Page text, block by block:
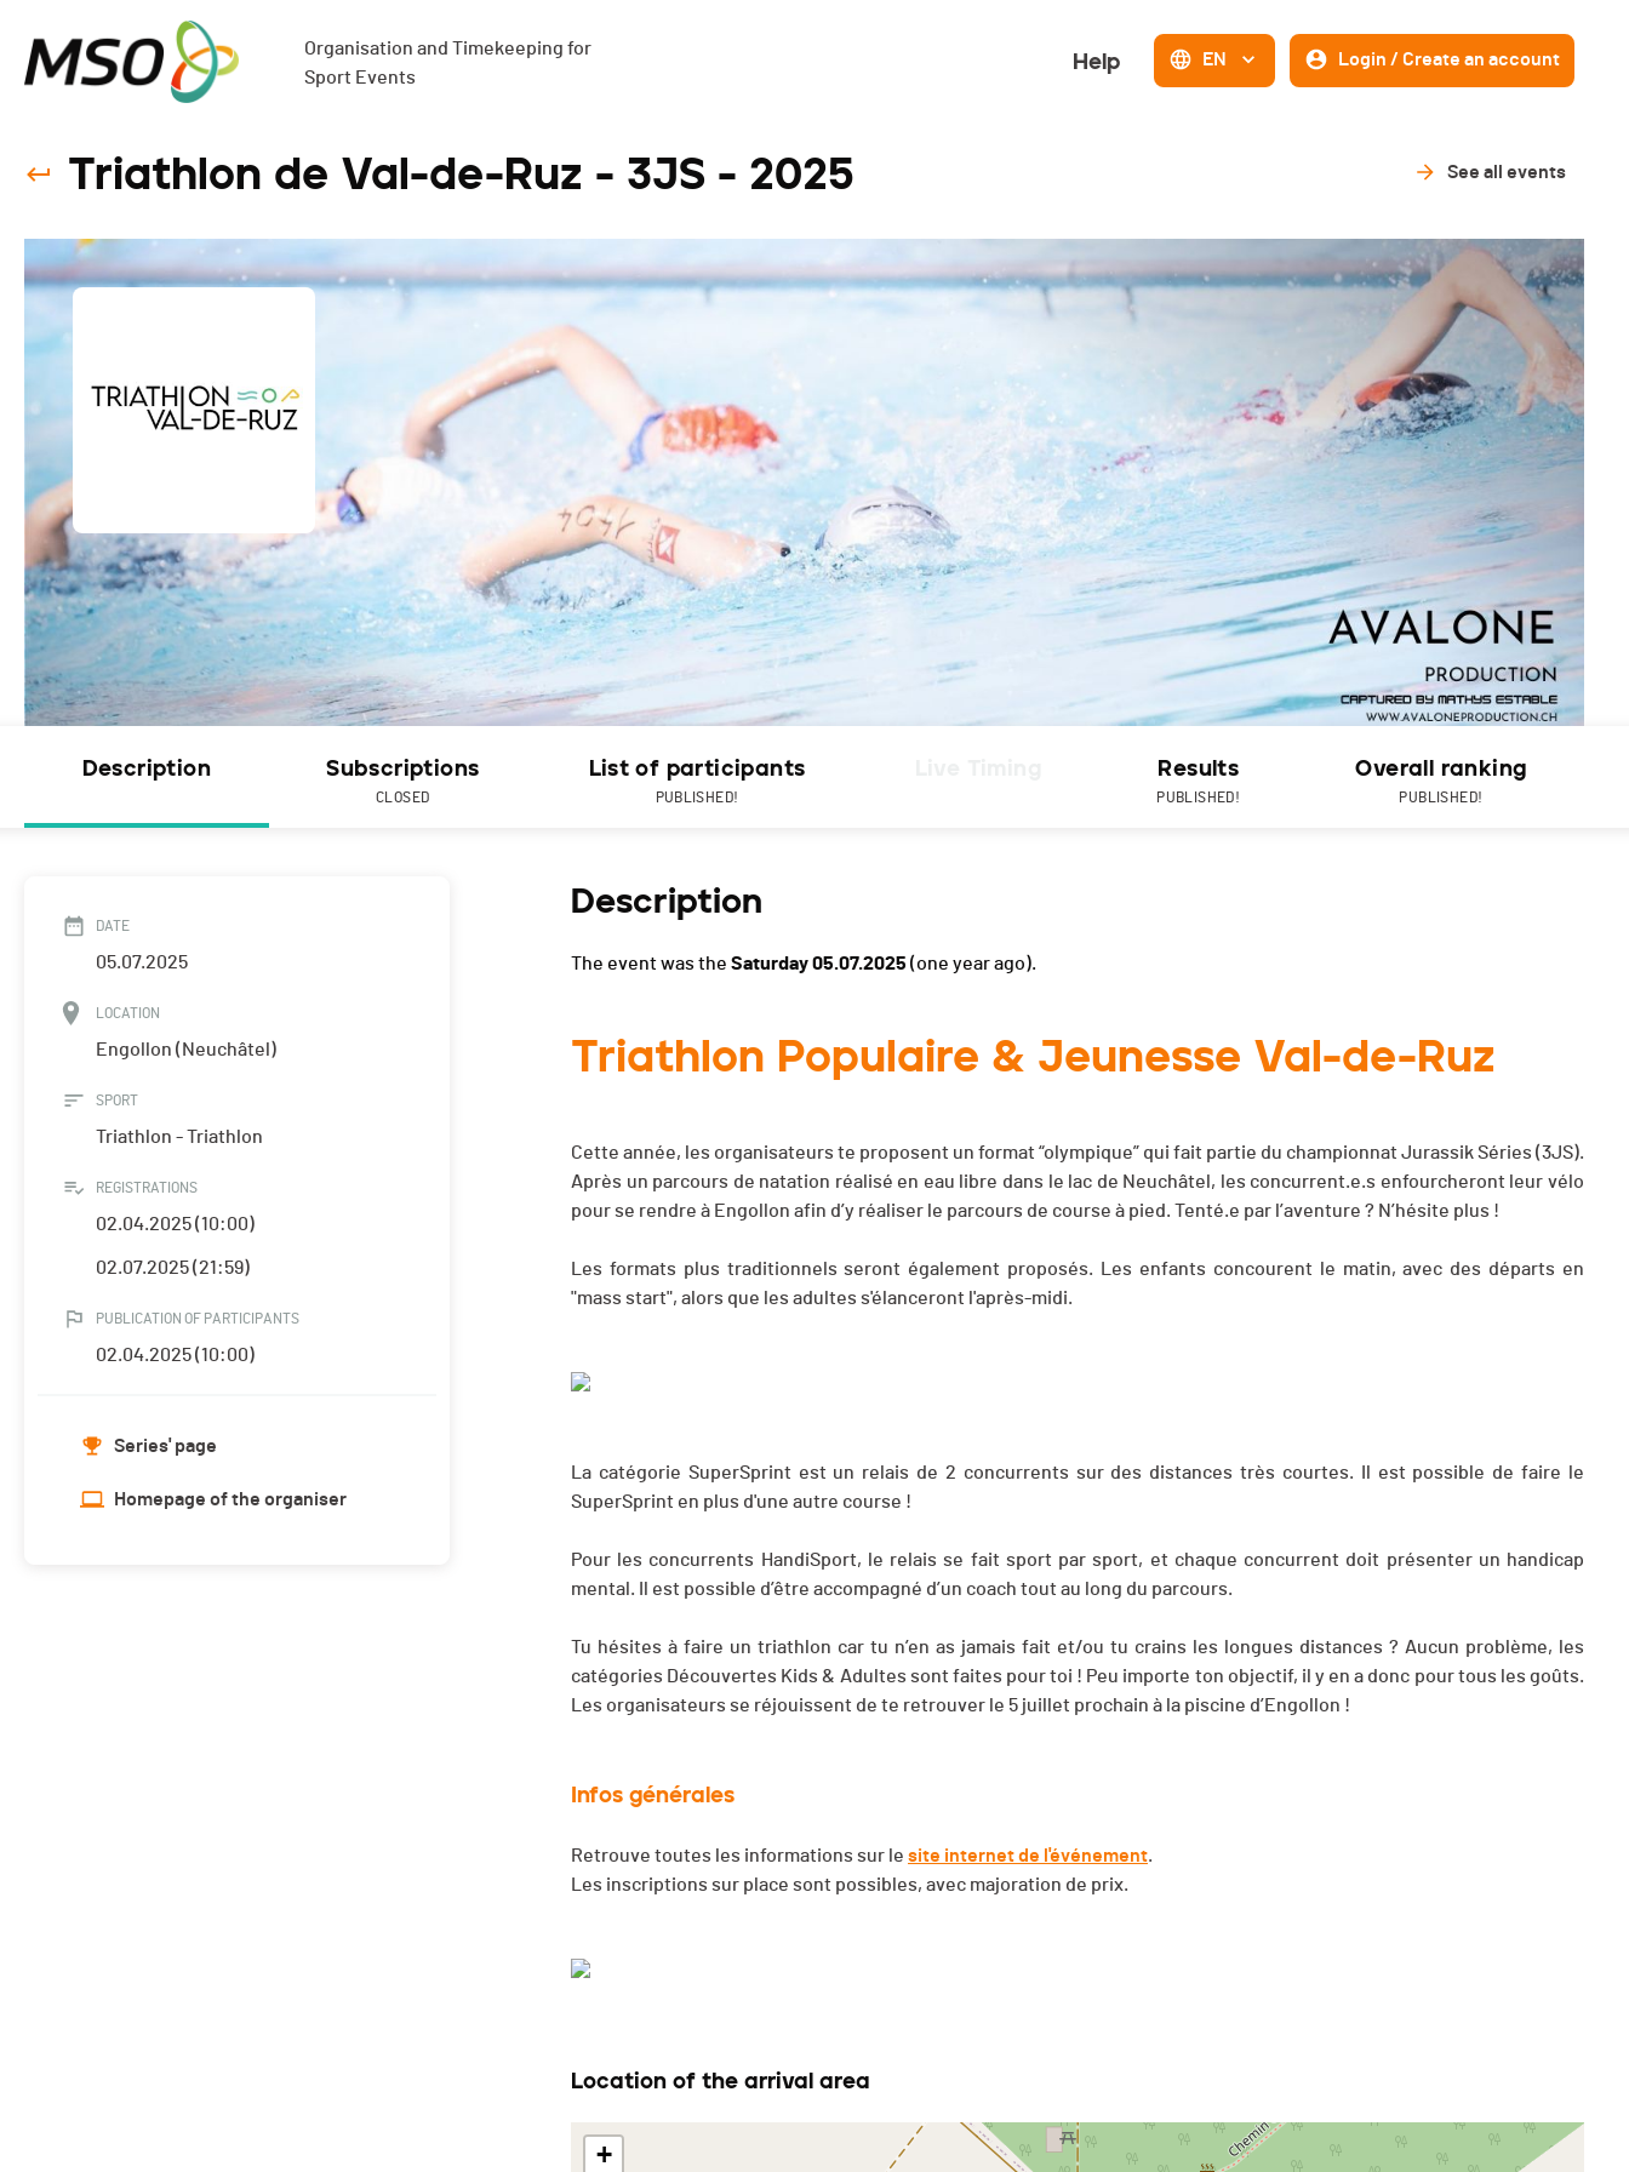
Organisation and Timekeeping for
Sport Events
Help EN Login / Create an account
Triathlon de Val-de-Ruz - 3JS - 2025 See all events
Description Subscriptions
CLOSED
List of participants
PUBLISHED!
Results
PUBLISHED!
Overall ranking
PUBLISHED!
DATE
05.07.2025
LOCATION
Engollon (Neuchâtel)
SPORT
Triathlon - Triathlon
REGISTRATIONS
02.04.2025 (10:00)
02.07.2025 (21:59)
PUBLICATION OF PARTICIPANTS
02.04.2025 (10:00)
Series' page
Homepage of the organiser
Description
The event was the Saturday 05.07.2025 (one year ago).
Triathlon Populaire & Jeunesse Val-de-Ruz
Cette année, les organisateurs te proposent un format “olympique” qui fait partie du championnat Jurassik Séries (3JS).
Après un parcours de natation réalisé en eau libre dans le lac de Neuchâtel, les concurrent.e.s enfourcheront leur vélo
pour se rendre à Engollon afin d’y réaliser le parcours de course à pied. Tenté.e par l’aventure ? N’hésite plus !
Les formats plus traditionnels seront également proposés. Les enfants concourent le matin, avec des départs en
"mass start", alors que les adultes s'élanceront l'après-midi.
La catégorie SuperSprint est un relais de 2 concurrents sur des distances très courtes. Il est possible de faire le
SuperSprint en plus d'une autre course !
Pour les concurrents HandiSport, le relais se fait sport par sport, et chaque concurrent doit présenter un handicap
mental. Il est possible d’être accompagné d’un coach tout au long du parcours.
Tu hésites à faire un triathlon car tu n’en as jamais fait et/ou tu crains les longues distances ? Aucun problème, les
catégories Découvertes Kids & Adultes sont faites pour toi ! Peu importe ton objectif, il y en a donc pour tous les goûts.
Les organisateurs se réjouissent de te retrouver le 5 juillet prochain à la piscine d’Engollon !
Infos générales
Retrouve toutes les informations sur le site internet de l'événement.
Les inscriptions sur place sont possibles, avec majoration de prix.
Location of the arrival area
+